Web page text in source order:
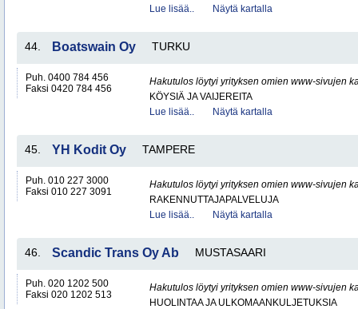
Lue lisää..
Näytä kartalla
44. Boatswain Oy TURKU
Puh. 0400 784 456
Faksi 0420 784 456
Hakutulos löytyi yrityksen omien www-sivujen
KÖYSIÄ JA VAIJEREITA
Lue lisää..
Näytä kartalla
45. YH Kodit Oy TAMPERE
Puh. 010 227 3000
Faksi 010 227 3091
Hakutulos löytyi yrityksen omien www-sivujen
RAKENNUTTAJAPALVELUJA
Lue lisää..
Näytä kartalla
46. Scandic Trans Oy Ab MUSTASAARI
Puh. 020 1202 500
Faksi 020 1202 513
Hakutulos löytyi yrityksen omien www-sivujen
HUOLINTAA JA ULKOMAANKULJETUKSIA